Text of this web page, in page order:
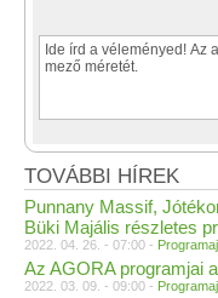
TOVÁBBI HÍREK
Punnany Massif,
Büki Majális részletes
2022. 04. 26. - 07:00 -
Az AGORA programjai
2022. 03. 09. - 09:00 -